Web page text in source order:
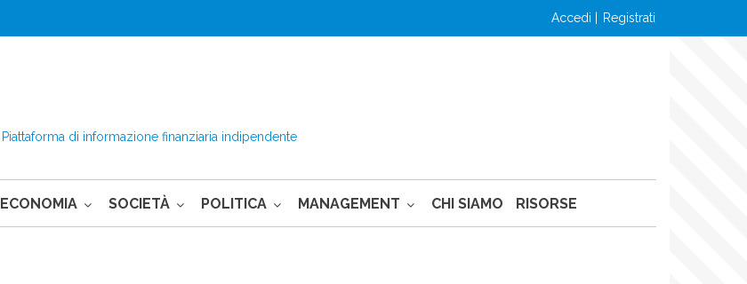
accedi registrati
Piattaforma di informazione finanziaria indipendente
ECONOMIA SOCIETÀ POLITICA MANAGEMENT CHI SIAMO RISORSE